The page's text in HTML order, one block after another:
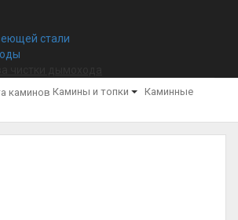
стали
Камины и топки
Каминные